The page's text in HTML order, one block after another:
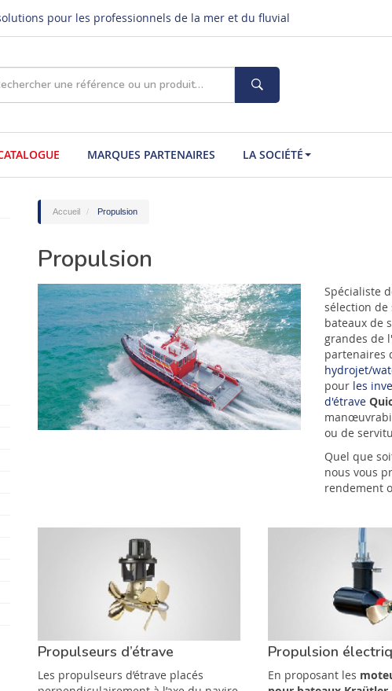
pour les professionnels de la mer et du fluvial
MARQUES PARTENAIRES LA SOCIÉTÉ
Accueil Propulsion
Propulsion
Spécialiste
sélection
bateaux de
grandes de
partenaires
hydrojet/
pour les
d'étrave
ou de
Quel que
nous vous
rendement
Propulseurs d’étrave
Les propulseurs d’étrave placés
Propulsion
En proposant les